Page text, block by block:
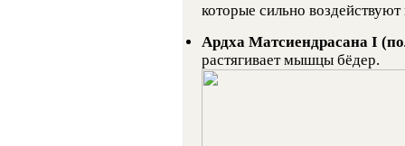
которые сильно
Ардха Матсиендрасана I
растягивает мышцы бёдер.